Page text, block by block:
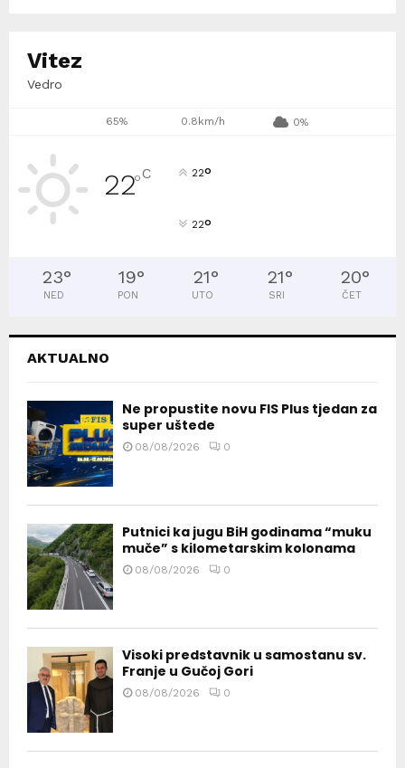
Vitez
Vedro
65% 0.8km/h 0%
22°C 22°
22°
23°
NED
19°
PON
21°
UTO
21°
SRI
20°
ČET
AKTUALNO
Ne propustite novu FIS Plus tjedan za
super uštede
08/08/2026 0
Putnici ka jugu BiH godinama “muku
muče” s kilometarskim kolonama
08/08/2026 0
Visoki predstavnik u samostanu sv.
Franje u Gučoj Gori
08/08/2026 0